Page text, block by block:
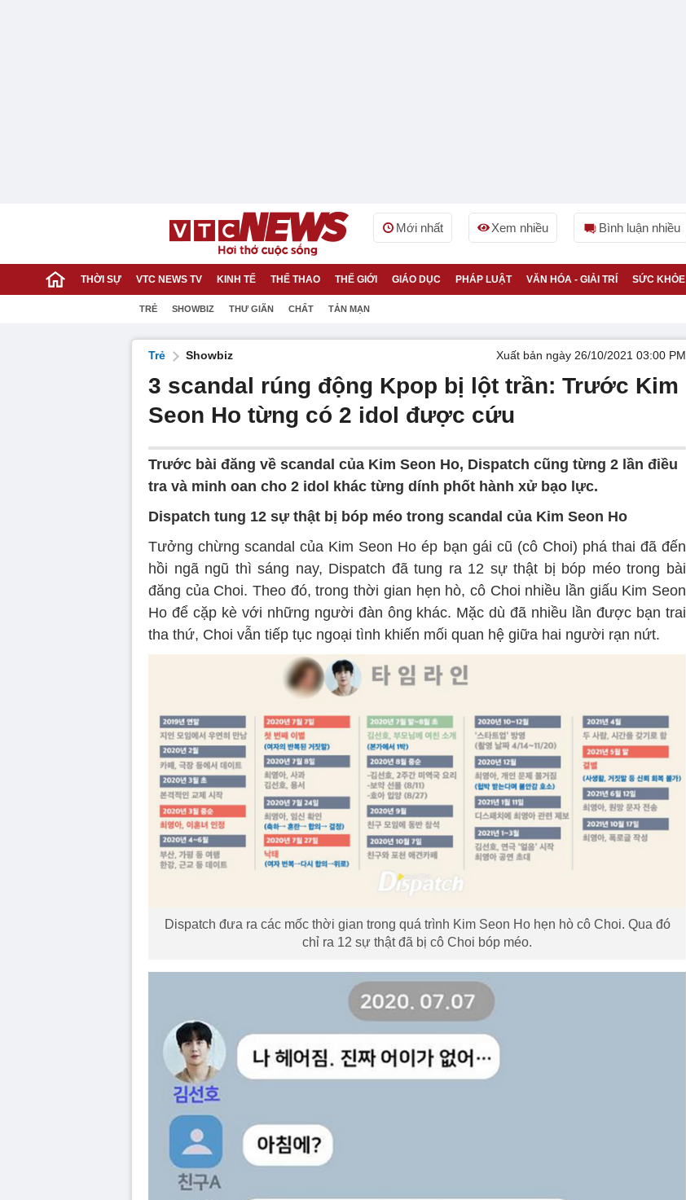
Mới nhất Xem nhiều Bình luận nhiều
THỜI SỰ VTC NEWS TV KINH TẾ THỂ THAO THẾ GIỚI GIÁO DỤC PHÁP LUẬT VĂN HÓA - GIẢI TRÍ SỨC KHỎE
TRẺ SHOWBIZ THƯ GIÃN CHẤT TẢN MẠN
Trẻ Showbiz Xuất bản ngày 26/10/2021 03:00 PM
3 scandal rúng động Kpop bị lột trần: Trước Kim
Seon Ho từng có 2 idol được cứu
Trước bài đăng về scandal của Kim Seon Ho, Dispatch cũng từng 2 lần điều
tra và minh oan cho 2 idol khác từng dính phốt hành xử bạo lực.
Dispatch tung 12 sự thật bị bóp méo trong scandal của Kim Seon Ho
Tưởng chừng scandal của Kim Seon Ho ép bạn gái cũ (cô Choi) phá thai đã đến
hồi ngã ngũ thì sáng nay, Dispatch đã tung ra 12 sự thật bị bóp méo trong bài
đăng của Choi. Theo đó, trong thời gian hẹn hò, cô Choi nhiều lần giấu Kim Seon
Ho để cặp kè với những người đàn ông khác. Mặc dù đã nhiều lần được bạn trai
tha thứ, Choi vẫn tiếp tục ngoại tình khiến mối quan hệ giữa hai người rạn nứt.
Dispatch đưa ra các mốc thời gian trong quá trình Kim Seon Ho hẹn hò cô Choi. Qua đó
chỉ ra 12 sự thật đã bị cô Choi bóp méo.